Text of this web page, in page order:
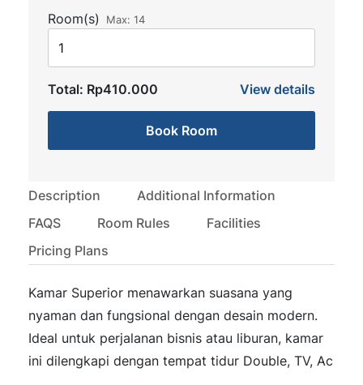
Description
Additional Information
FAQS
Room Rules
Facilities
Pricing Plans
Kamar Superior menawarkan suasana yang
nyaman dan fungsional dengan desain modern.
Ideal untuk perjalanan bisnis atau liburan, kamar
ini dilengkapi dengan tempat tidur Double, TV, Ac
Room(s) Max: 14
Total: Rp410.000 View details
Book Room